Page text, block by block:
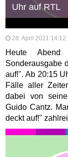
Uhr auf RTL
28. April 2021 14:12
Heute
Sonderausgabe
auf!". Ab 20:15
Fälle aller
dabei von
Guido Cantz.
deckt auf!"